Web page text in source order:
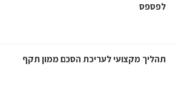
לפספס
תהליך מקצועי לעריכת הסכם ממון תקף